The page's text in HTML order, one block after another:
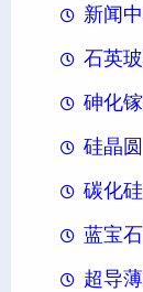
新闻
石英
砷化
硅晶圆
碳化硅
蓝宝石
超导